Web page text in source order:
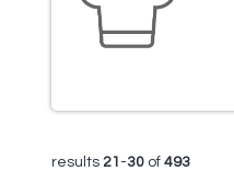
results 21 -30 of 493